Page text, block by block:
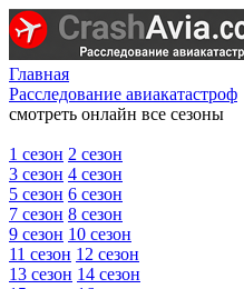
Главная
Расследование авиакатастроф
смотреть онлайн все сезоны
1 сезон 2 сезон
3 сезон 4 сезон
5 сезон 6 сезон
7 сезон 8 сезон
9 сезон 10 сезон
11 сезон 12 сезон
13 сезон 14 сезон